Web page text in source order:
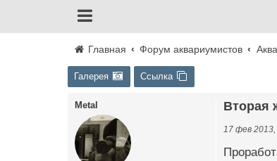
Главная Форум аквариумистов
Галерея Ссылка
Metal
17 фев 2013,